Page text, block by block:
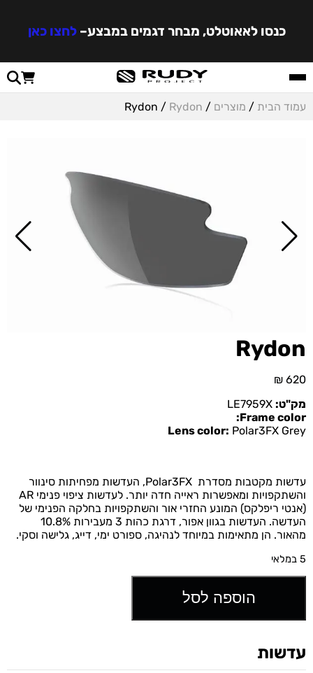
כנסו לאאוטלט, מבחר דגמים במבצע–לחצו כאן
עמוד הבית / מוצרים /
Rydon
/ Rydon
Rydon
₪ 620
מק"ט:
Frame color:
Lens color: Polar3FX Grey
עדשות מקטבות מסדרת Polar3FX, העדשות מפחיתות סינוור
והשתקפויות ומאפשרות ראייה חדה יותר. לעדשות ציפוי פנימי AR
(אנטי ריפלקס) המונע החזרי אור והשתקפויות בחלקה הפנימי של
העדשה. העדשות בגוון אפור, דרגת כהות 3 מעבירות 10.8%
מהאור. הן מתאימות במיוחד לנהיגה, ספורט ימי, דייג, גלישה וסקי.
5 במלאי
הוספה לסל
עדשות